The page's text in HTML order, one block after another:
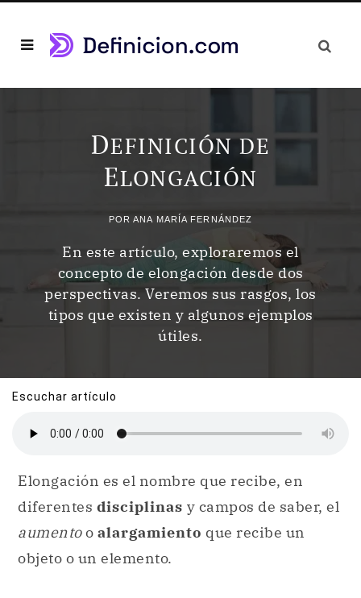
DEFINICIÓN DE
ELONGACIÓN
PORANA MARÍA FERNÁNDEZ
En este artículo, exploraremos el
concepto de elongación desde dos
perspectivas. Veremos sus rasgos, los
tipos que existen y algunos ejemplos
útiles.
Escuchar artículo
Elongación es el nombre que recibe, en
diferentes disciplinas y campos de saber, el
aumentoo alargamiento que recibe un
objeto o un elemento.